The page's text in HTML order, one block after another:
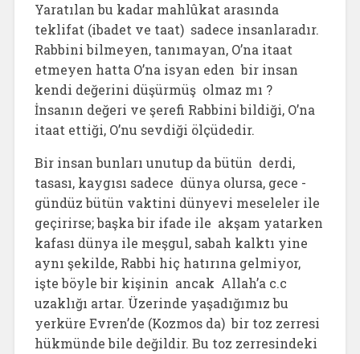
Yaratılan bu kadar mahlûkat arasında
teklifat (ibadet ve taat) sadece insanlaradır.
Rabbini bilmeyen, tanımayan, O’na itaat
etmeyen hatta O’na isyan eden bir insan
kendi değerini düşürmüş olmaz mı ?
İnsanın değeri ve şerefi Rabbini bildiği, O’na
itaat ettiği, O’nu sevdiği ölçüdedir.
Bir insan bunları unutup da bütün derdi,
tasası, kaygısı sadece dünya olursa, gece -
gündüz bütün vaktini dünyevi meseleler ile
geçirirse; başka bir ifade ile akşam yatarken
kafası dünya ile meşgul, sabah kalktı yine
aynı şekilde, Rabbi hiç hatırına gelmiyor,
işte böyle bir kişinin ancak Allah’a c.c
uzaklığı artar. Üzerinde yaşadığımız bu
yerküre Evren’de (Kozmos da) bir toz zerresi
hükmünde bile değildir. Bu toz zerresindeki